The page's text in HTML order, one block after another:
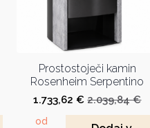
Prostostoječi kamin
Rosenheim Serpentino
2.039,84€
Izvirna
cena
1.733,62 € Trenutna
cena
od